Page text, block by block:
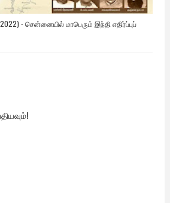
- சென்னையில் மாபெரும் இந்தி எதிர்ப்புப்